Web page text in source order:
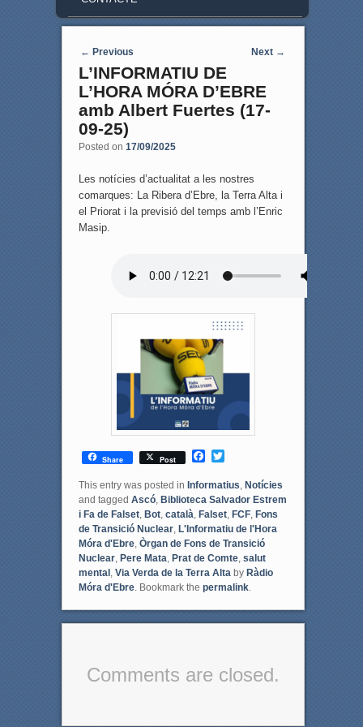
Post navigation
← Previous Next →
L’INFORMATIU DE
L’HORA MÓRA D’EBRE
amb Albert Fuertes (17-
09-25)
Posted on 17/09/2025
Les notícies d’actualitat a les nostres
comarques: La Ribera d’Ebre, la Terra Alta i
el Priorat i la previsió del temps amb l’Enric
Masip.
Share Post
F
c
e
b
o
o
k
T
i
t
t
e
r
This entry was posted in Informatius, Notícies
and tagged Ascó, Biblioteca Salvador Estrem
i Fa de Falset, Bot, català, Falset, FCF, Fons
de Transició Nuclear, L'Informatiu de l'Hora
Móra d'Ebre, Òrgan de Fons de Transició
Nuclear, Pere Mata, Prat de Comte, salut
mental , Via Verda de la Terra Altaby Ràdio
Móra d'Ebre. Bookmark the permalink.
Comments are closed.